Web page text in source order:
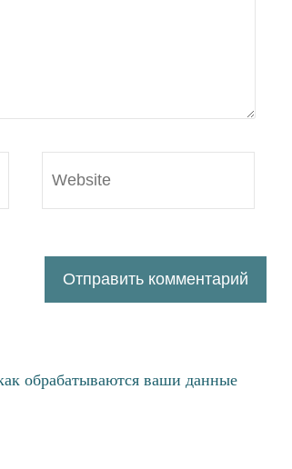
обрабатываются ваши данные